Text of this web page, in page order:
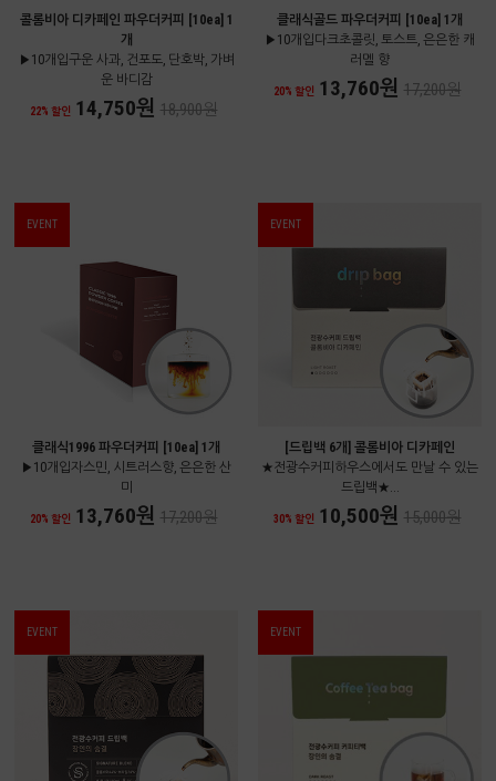
콜롬비아 디카페인 파우더커피 [10ea] 1
개
▶10개입구운 사과, 건포도, 단호박, 가벼
운 바디감
22% 할인 14,750원 18,900원
클래식골드 파우더커피 [10ea] 1개
▶10개입다크초콜릿, 토스트, 은은한 캐
러멜 향
20% 할인 13,760원 17,200원
EVENT
클래식1996 파우더커피 [10ea] 1개
▶10개입자스민, 시트러스향, 은은한 산
미
20% 할인 13,760원 17,200원
EVENT
[드립백 6개] 콜롬비아 디카페인
★전광수커피하우스에서도 만날 수 있는
드립백★...
30% 할인 10,500원 15,000원
EVENT EVENT